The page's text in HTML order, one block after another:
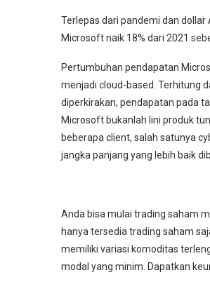
Terlepas dari pandemi dan
Microsoft naik 18% dari 2021
Pertumbuhan pendapatan
menjadi cloud-based. Terhitung
diperkirakan, pendapatan pada
Microsoft bukanlah lini produk
beberapa client, salah satunya
jangka panjang yang lebih baik
Anda bisa mulai trading saham
hanya tersediatrading saham
memiliki variasi komoditas
modal yang minim. Dapatkan